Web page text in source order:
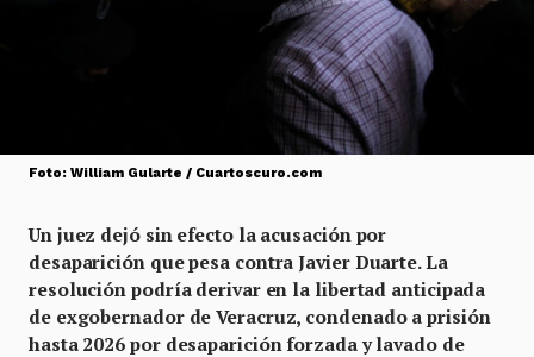
Foto: William Gularte / Cuartoscuro.com
Un juez dejó sin efecto la acusación por
desaparición que pesa contra Javier Duarte. La
resolución podría derivar en la libertad anticipada
de exgobernador de Veracruz, condenado a prisión
hasta 2026 por desaparición forzada y lavado de